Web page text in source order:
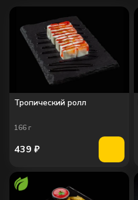
Тропический ролл
166 г
439 ₽